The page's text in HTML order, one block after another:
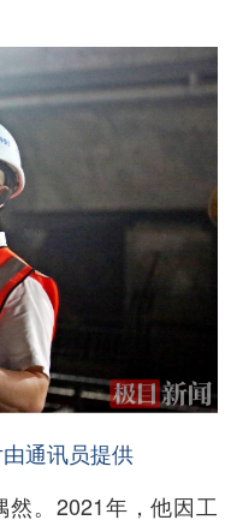
通讯员提供
。2021年，他因工